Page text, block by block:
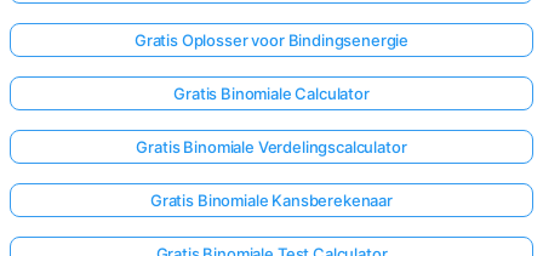
Gratis Oplosser voor Bindingsenergie
Gratis Binomiale Calculator
Gratis Binomiale Verdelingscalculator
Gratis Binomiale Kansberekenaar